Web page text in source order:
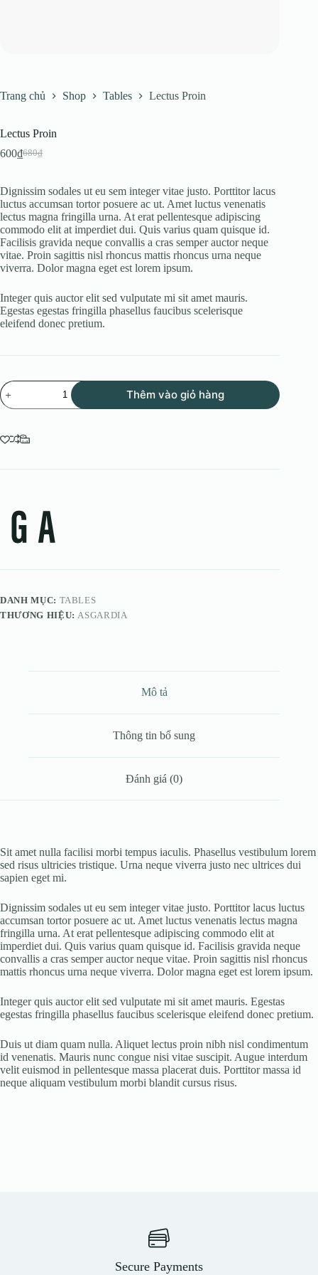
Trang chủ Shop Tables Lectus Proin
Lectus Proin
680₫
Giá
680₫.
600₫Giá
là:
600₫.
Dignissim sodales ut eu sem integer vitae justo. Porttitor lacus
luctus accumsan tortor posuere ac ut. Amet luctus venenatis
lectus magna fringilla urna. At erat pellentesque adipiscing
commodo elit at imperdiet dui. Quis varius quam quisque id.
Facilisis gravida neque convallis a cras semper auctor neque
vitae. Proin sagittis nisl rhoncus mattis rhoncus urna neque
viverra. Dolor magna eget est lorem ipsum.
Integer quis auctor elit sed vulputate mi sit amet mauris.
Egestas egestas fringilla phasellus faucibus scelerisque
eleifend donec pretium.
Lectus
Proin
số
Thêm vào giỏ hàng
DANH MỤC: TABLES
THƯƠNG HIỆU: ASGARDIA
Mô tả
Thông tin bổ sung
Đánh giá (0)
Sit amet nulla facilisi morbi tempus iaculis. Phasellus vestibulum lorem
sed risus ultricies tristique. Urna neque viverra justo nec ultrices dui
sapien eget mi.
Dignissim sodales ut eu sem integer vitae justo. Porttitor lacus luctus
accumsan tortor posuere ac ut. Amet luctus venenatis lectus magna
fringilla urna. At erat pellentesque adipiscing commodo elit at
imperdiet dui. Quis varius quam quisque id. Facilisis gravida neque
convallis a cras semper auctor neque vitae. Proin sagittis nisl rhoncus
mattis rhoncus urna neque viverra. Dolor magna eget est lorem ipsum.
Integer quis auctor elit sed vulputate mi sit amet mauris. Egestas
egestas fringilla phasellus faucibus scelerisque eleifend donec pretium.
Duis ut diam quam nulla. Aliquet lectus proin nibh nisl condimentum
id venenatis. Mauris nunc congue nisi vitae suscipit. Augue interdum
velit euismod in pellentesque massa placerat duis. Porttitor massa id
neque aliquam vestibulum morbi blandit cursus risus.
Secure Payments